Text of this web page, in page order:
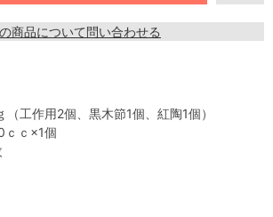
商品について問い合わせる
工作用2個、黒木節1個、紅陶1個）
ｃ×1個